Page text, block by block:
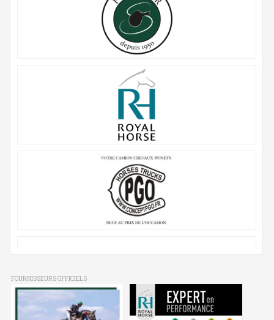
FOURNISSEURS OFFICIELS